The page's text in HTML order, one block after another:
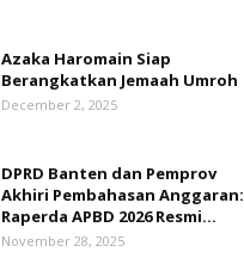
Azaka Haromain Siap
Berangkatkan Jemaah Umroh
December 2, 2025
DPRD Banten dan Pemprov
Akhiri Pembahasan Anggaran:
Raperda APBD 2026 Resmi...
November 28, 2025